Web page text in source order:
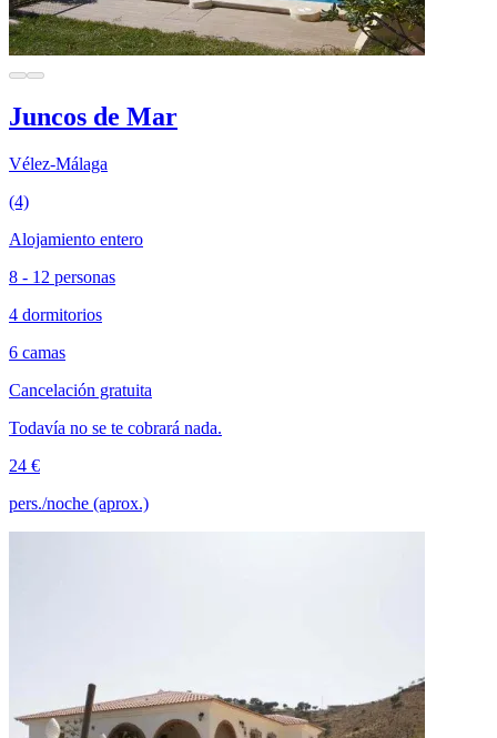
Juncos de Mar
Vélez-Málaga
(4)
Alojamiento entero
8 - 12 personas
4 dormitorios
6 camas
Cancelación gratuita
Todavía no se te cobrará nada.
24 €
pers./noche (aprox.)